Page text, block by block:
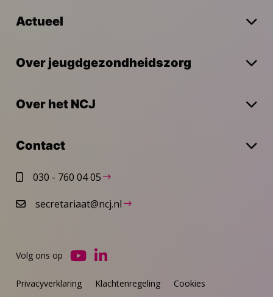
Actueel
Over jeugdgezondheidszorg
Over het NCJ
Contact
030 - 760 04 05
secretariaat@ncj.nl
Privacyverklaring Klachtenregeling Cookies
Volg ons op
Ga
YouTube
Ga